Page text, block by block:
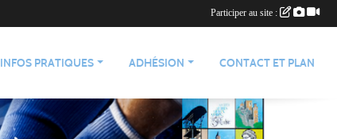
INFOS PRATIQUES ADHÉSION CONTACT ET PLAN
Participer au site :